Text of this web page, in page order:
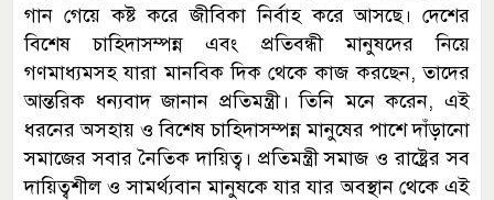
গান গেয়ে কষ্ট করে জীবিকা নির্বাহ করে আসছে। দেশের
বিশেষ চাহিদাসম্পন্ন এবং প্রতিবন্ধী মানুষদের নিয়ে
গণমাধ্যমসহ যারা মানবিক দিক থেকে কাজ করছেন, তাদের
আন্তরিক ধন্যবাদ জানান প্রতিমন্ত্রী। তিনি মনে করেন, এই
ধরনের অসহায় ও বিশেষ চাহিদাসম্পন্ন মানুষের পাশে দাঁড়ানো
সমাজের সবার নৈতিক দায়িত্ব। প্রতিমন্ত্রী সমাজ ও রাষ্ট্রের সব
দায়িত্বশীল ও সামর্থ্যবান মানুষকে যার যার অবস্থান থেকে এই